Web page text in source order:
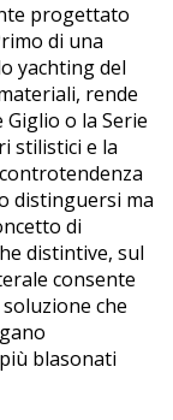
progettato
di una
yachting del
rende
o la Serie
stilistici e la
distinguersi ma
di
distintive, sul
consente
che
blasonati